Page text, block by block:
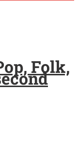
Folk,